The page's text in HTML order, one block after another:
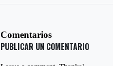
Comentarios
PUBLICAR UN COMENTARIO